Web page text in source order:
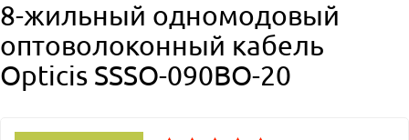
8-жильный одномодовый
оптоволоконный кабель
Opticis SSSO-090BO-20